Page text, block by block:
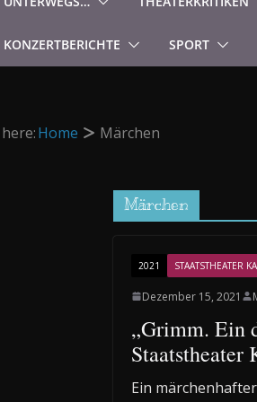
KONZERTBERICHTE SPORT
Home Märchen
Märchen
2021 STAATSTHEATER
Dezember 15, 2021
„Grimm. Ein
Staatstheater
Ein